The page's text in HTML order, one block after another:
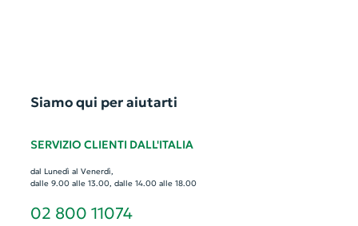
Siamo qui per aiutarti
SERVIZIO CLIENTI DALL'ITALIA
dal Lunedì al Venerdì,
dalle 9.00 alle 13.00, dalle 14.00 alle 18.00
02 800 11074